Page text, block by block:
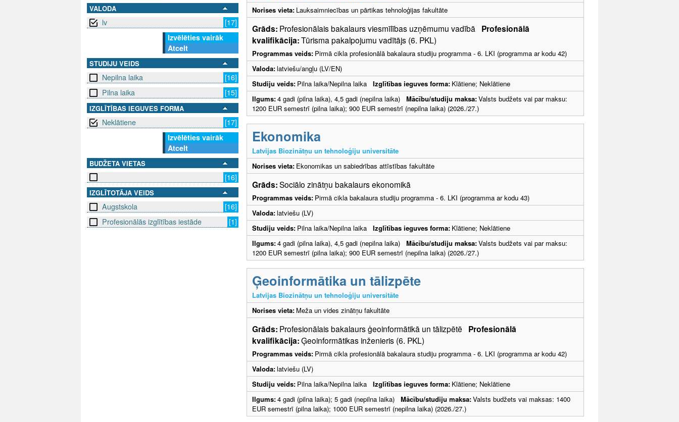
VALODA
lv
[17]
Izvēlēties vairāk
Atcelt
STUDIJU VEIDS
Nepilna laika
[16]
Pilna laika
[15]
IZGLĪTĪBAS IEGUVES FORMA
Neklātiene
[17]
Izvēlēties vairāk
Atcelt
BUDŽETA VIETAS
[16]
IZGLĪTOTĀJA VEIDS
Augstskola
[16]
Profesionālās izglītības iestāde
[1]
Norises vieta: Lauksaimniecības un pārtikas tehnoloģijas fakultāte
Grāds: Profesionālais bakalaurs viesmīlības uzņēmumu vadībā Profesionālā
kvalifikācija:Tūrisma pakalpojumu vadītājs (6. PKL)
Programmas veids: Pirmā cikla profesionālā bakalaura studiju programma - 6. LKI (programma ar kodu 42)
Valoda:latviešu/angļu (LV/EN)
Studiju veids: Pilna laika/Nepilna laika Izglītības ieguves forma: Klātiene; Neklātiene
Ilgums:4 gadi (pilna laika), 4,5 gadi (nepilna laika) Mācību/studiju maksa:Valsts budžets vai par maksu:
1200 EUR semestrī (pilna laika); 900 EUR semestrī (nepilna laika) (2026./27.)
Ekonomika
Latvijas Biozinātņu un tehnoloģiju universitāte
Norises vieta: Ekonomikas un sabiedrības attīstības fakultāte
Grāds:Sociālo zinātņu bakalaurs ekonomikā
Programmas veids: Pirmā cikla bakalaura studiju programma - 6. LKI (programma ar kodu 43)
Valoda:latviešu (LV)
Studiju veids: Pilna laika/Nepilna laika Izglītības ieguves forma: Klātiene; Neklātiene
Ilgums:4 gadi (pilna laika), 4,5 gadi (nepilna laika) Mācību/studiju maksa:Valsts budžets vai par maksu:
1200 EUR semestrī (pilna laika); 900 EUR semestrī (nepilna laika) (2026./27.)
Ģeoinformātika un tālizpēte
Latvijas Biozinātņu un tehnoloģiju universitāte
Norises vieta: Meža un vides zinātņu fakultāte
Grāds: Profesionālais bakalaurs ģeoinformātikā un tālizpētē Profesionālā
kvalifikācija:Ģeoinformātikas inženieris (6. PKL)
Programmas veids: Pirmā cikla profesionālā bakalaura studiju programma - 6. LKI (programma ar kodu 42)
Valoda:latviešu (LV)
Studiju veids: Pilna laika/Nepilna laika Izglītības ieguves forma: Klātiene; Neklātiene
Ilgums:4 gadi (pilna laika); 5 gadi (nepilna laika) Mācību/studiju maksa:Valsts budžets vai maksas: 1400
EUR semestrī (pilna laika); 1000 EUR semestrī (nepilna laika) (2026./27.)